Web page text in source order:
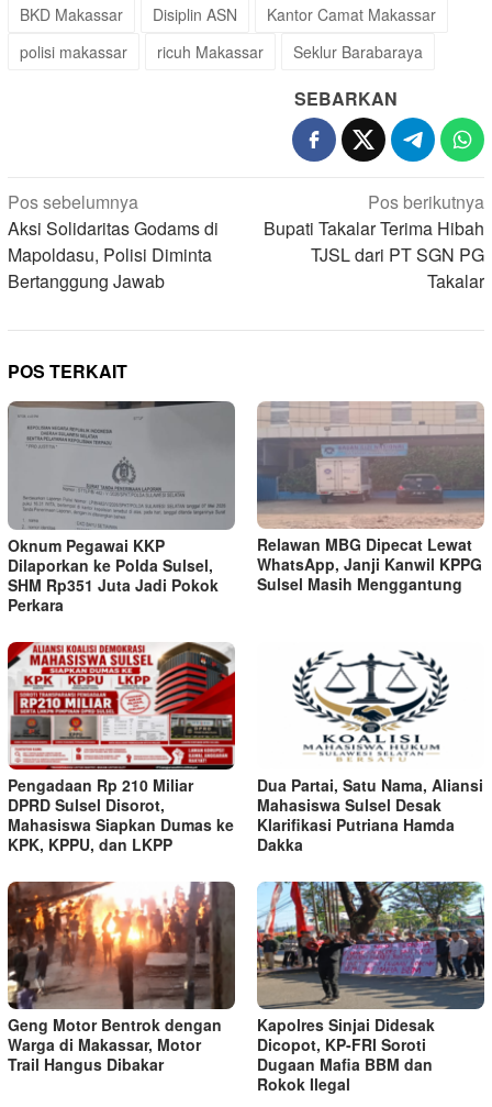
BKD Makassar
Disiplin ASN
Kantor Camat Makassar
polisi makassar
ricuh Makassar Seklur Barabaraya
SEBARKAN
Navigasi
pos
Pos sebelumnya
Aksi Solidaritas Godams di
Mapoldasu, Polisi Diminta
Bertanggung Jawab
Pos berikutnya
Bupati Takalar Terima Hibah
TJSL dari PT SGN PG
Takalar
POS TERKAIT
Oknum Pegawai KKP
Dilaporkan ke Polda Sulsel,
SHM Rp351 Juta Jadi Pokok
Perkara
Relawan MBG Dipecat Lewat
WhatsApp, Janji Kanwil KPPG
Sulsel Masih Menggantung
Pengadaan Rp 210 Miliar
DPRD Sulsel Disorot,
Mahasiswa Siapkan Dumas ke
KPK, KPPU, dan LKPP
Dua Partai, Satu Nama, Aliansi
Mahasiswa Sulsel Desak
Klarifikasi Putriana Hamda
Dakka
Geng Motor Bentrok dengan
Warga di Makassar, Motor
Trail Hangus Dibakar
Kapolres Sinjai Didesak
Dicopot, KP-FRI Soroti
Dugaan Mafia BBM dan
Rokok Ilegal